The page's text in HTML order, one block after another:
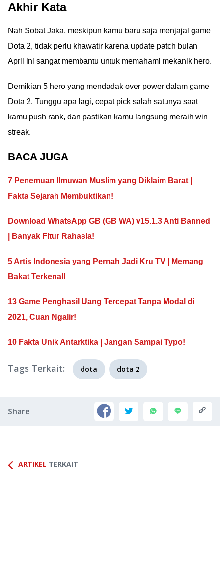
Akhir Kata
Nah Sobat Jaka, meskipun kamu baru saja menjajal game
Dota 2, tidak perlu khawatir karena update patch bulan
April ini sangat membantu untuk memahami mekanik hero.
Demikian 5 hero yang mendadak over power dalam game
Dota 2. Tunggu apa lagi, cepat pick salah satunya saat
kamu push rank, dan pastikan kamu langsung meraih win
streak.
BACA JUGA
7 Penemuan Ilmuwan Muslim yang Diklaim Barat |
Fakta Sejarah Membuktikan!
Download WhatsApp GB (GB WA) v15.1.3 Anti Banned
| Banyak Fitur Rahasia!
5 Artis Indonesia yang Pernah Jadi Kru TV | Memang
Bakat Terkenal!
13 Game Penghasil Uang Tercepat Tanpa Modal di
2021, Cuan Ngalir!
10 Fakta Unik Antarktika | Jangan Sampai Typo!
Tags Terkait: dota dota 2
Share
ARTIKEL TERKAIT